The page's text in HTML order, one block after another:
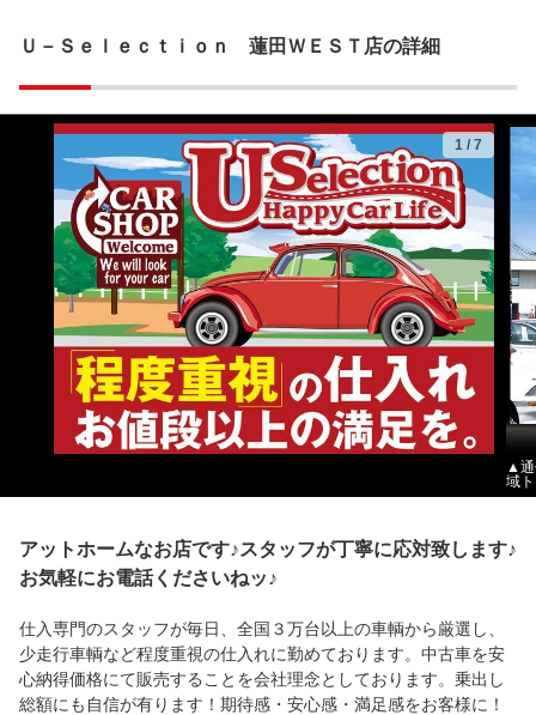
Ｕ－Ｓｅｌｅｃｔｉｏｎ 蓮田ＷＥＳＴ店の詳細
1 / 7
▲通
域
アットホームなお店です♪スタッフが丁寧に応対致します♪
お気軽にお電話くださいねッ♪
仕入専門のスタッフが毎日、全国３万台以上の車輌から厳選し、
少走行車輌など程度重視の仕入れに勤めております。中古車を安
心納得価格にて販売することを会社理念としております。乗出し
総額にも自信が有ります！期待感・安心感・満足感をお客様に！